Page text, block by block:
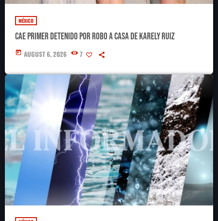
MÉXICO
Cae primer detenido por robo a casa de Karely Ruiz
today AUGUST 6, 2026 7